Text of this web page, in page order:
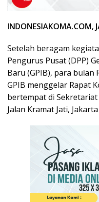
INDONESIAKOMA.COM,
Setelah beragam
Pengurus Pusat (DPP)
Baru (GPIB), para bulan
GPIB menggelar Rapat
bertempat di
Jalan Kramat Jati,